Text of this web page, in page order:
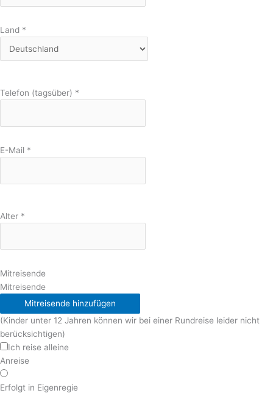
Land *
Telefon (tagsüber) *
E-Mail *
Alter *
Mitreisende
Mitreisende
Mitreisende hinzufügen
(Kinder unter 12 Jahren können wir bei einer Rundreise leider nicht
berücksichtigen)
Ich reise alleine
Anreise
Erfolgt in Eigenregie